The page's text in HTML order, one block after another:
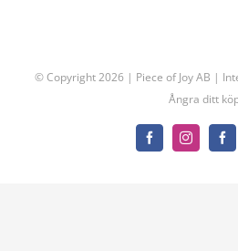
© Copyright2026 | Piece of Joy AB |
Ångra ditt
FacebookInstagram